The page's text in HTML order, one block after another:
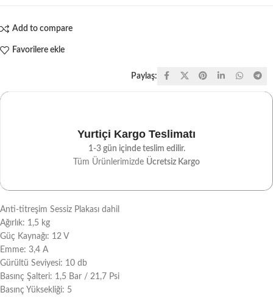
Add to compare
Favorilere ekle
Paylaş:
Yurtiçi Kargo Teslimatı
1-3 gün içinde teslim edilir.
Tüm Ürünlerimizde Ücretsiz Kargo
Anti-titreşim Sessiz Plakası dahil
Ağırlık: 1,5 kg
Güç Kaynağı: 12 V
Emme: 3,4 A
Gürültü Seviyesi: 10 db
Basınç Şalteri: 1,5 Bar / 21,7 Psi
Basınç Yüksekliği: 5